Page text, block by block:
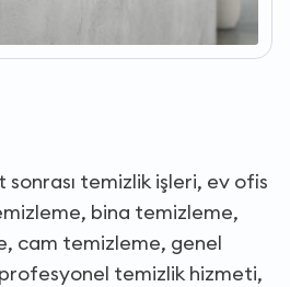
sonrası temizlik işleri, ev ofis
bina temizleme,
cam temizleme, genel
temizlik hizmeti,